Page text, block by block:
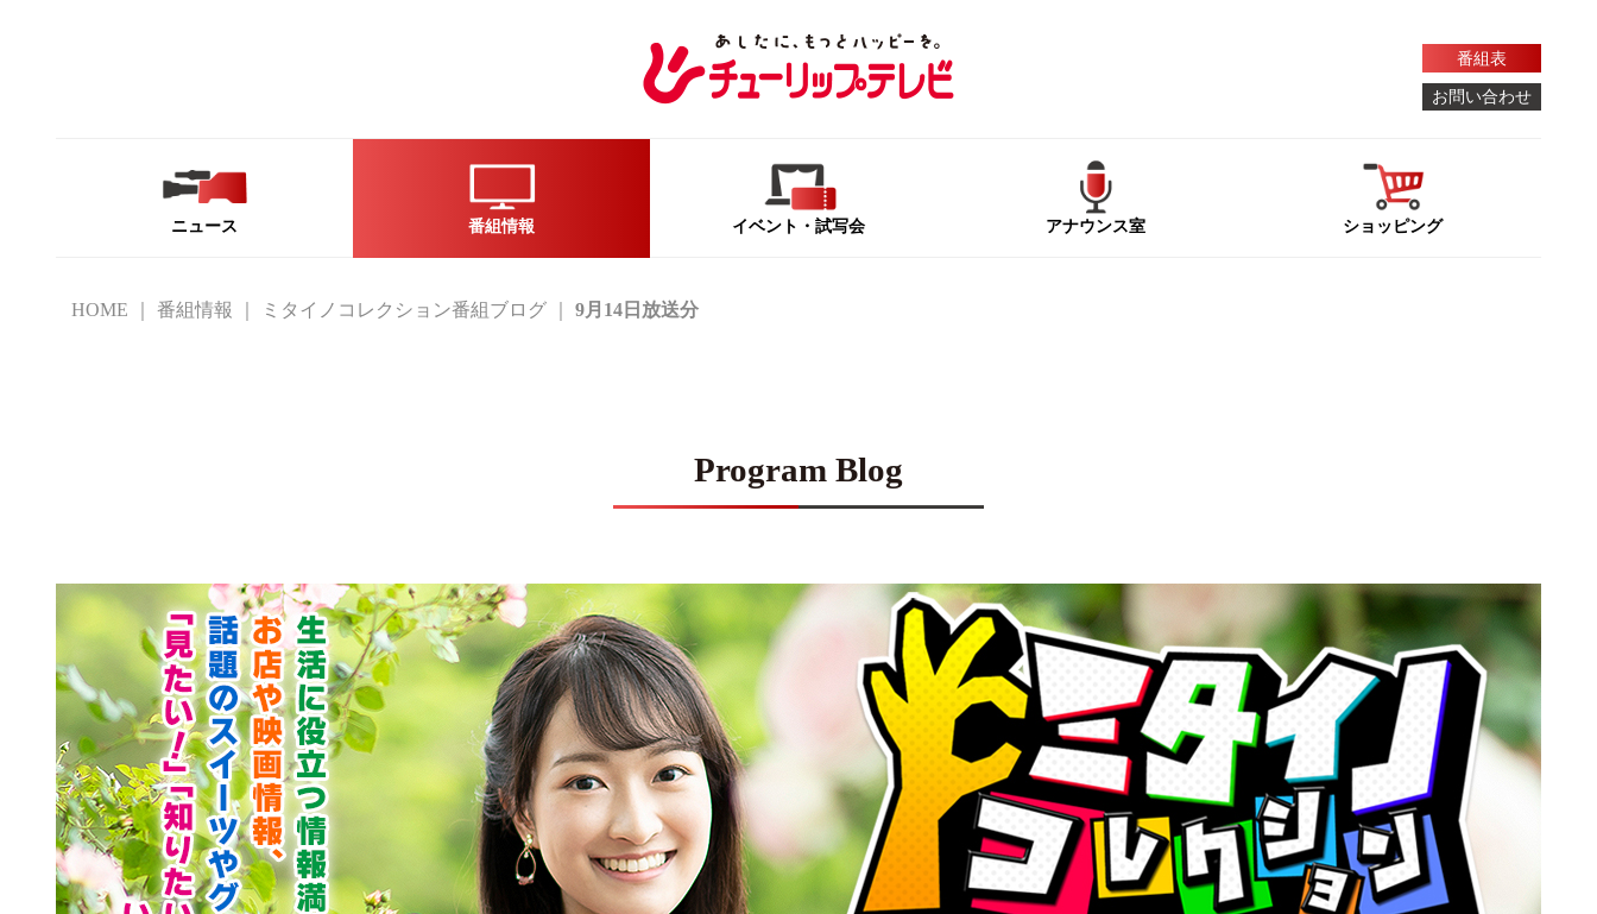
番組表
お問い合わせ
ニュース 番組情報 イベント ・試写会 アナウンス室 ショッピング
HOME 番組情報 ミタイノコレクション番組ブログ 9月14日放送分
Program Blog